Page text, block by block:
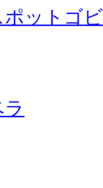
ポットゴ